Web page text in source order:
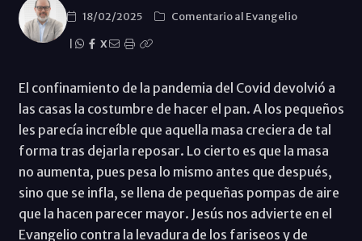
18/02/2025
Comentario al Evangelio
X
El confinamiento de la pandemia del Covid devolvió a
las casas la costumbre de hacer el pan. A los pequeños
les parecía increíble que aquella masa creciera de tal
forma tras dejarla reposar. Lo cierto es que la masa
no aumenta, pues pesa lo mismo antes que después,
sino que se infla, se llena de pequeñas pompas de aire
que la hacen parecer mayor. Jesús nos advierte en el
Evangelio contra la levadura de los fariseos y de